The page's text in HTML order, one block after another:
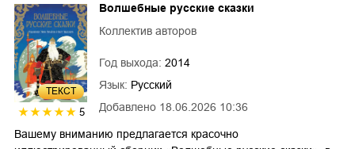
ТЕКСТ
5 Добавлено 18.06.2026 10:36
Волшебные русские сказки
Коллектив авторов
Год выхода: 2014
Язык: Русский
Вашему вниманию предлагается красочно